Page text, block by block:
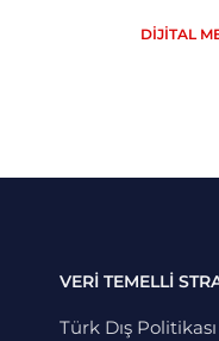
DİJİTAL
VERİ TEMELLİ
Türk Dış Politikası